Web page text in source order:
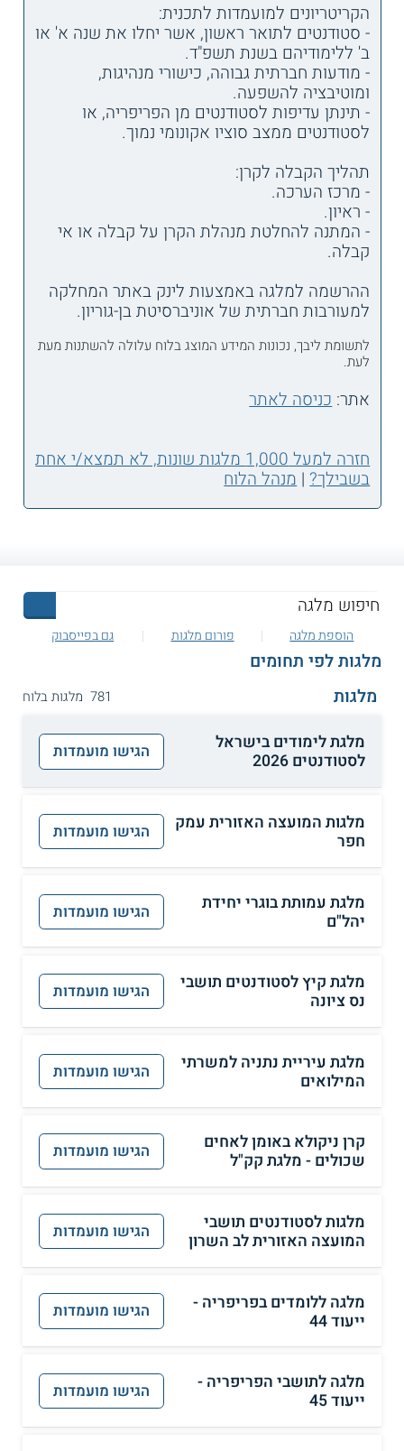
הקריטריונים למועמדות לתכנית:
- סטודנטים לתואר ראשון, אשר יחלו את שנה א' או
ב' ללימודיהם בשנת תשפ"ד.
- מודעות חברתית גבוהה, כישורי מנהיגות,
ומוטיבציה להשפעה.
- תינתן עדיפות לסטודנטים מן הפריפריה, או
לסטודנטים ממצב סוציו אקונומי נמוך.
תהליך הקבלה לקרן:
- מרכז הערכה.
- ראיון.
- המתנה להחלטת מנהלת הקרן על קבלה או אי
קבלה.
ההרשמה למלגה באמצעות לינק באתר המחלקה
למעורבות חברתית של אוניברסיטת בן-גוריון.
לתשומת ליבך, נכונות המידע המוצג בלוח עלולה להשתנות מעת
לעת.
אתר:כניסה לאתר
חזרה למעל 1,000 מלגות שונות, לא תמצא/י אחת
בשבילך?|מנהל הלוח
הוספת מלגה פורום מלגות גם בפייסבוק
מלגות לפי תחומים
מלגות
781 מלגות בלוח
מלגת לימודים בישראל
לסטודנטים 2026
הגישו מועמדות
מלגות המועצה האזורית עמק
חפר
הגישו מועמדות
מלגת עמותת בוגרי יחידת
יהל"ם
הגישו מועמדות
מלגת קיץ לסטודנטים תושבי
נס ציונה
הגישו מועמדות
מלגת עיריית נתניה למשרתי
המילואים
הגישו מועמדות
קרן ניקולא באומן לאחים
שכולים - מלגת קק"ל
הגישו מועמדות
מלגות לסטודנטים תושבי
המועצה האזורית לב השרון
הגישו מועמדות
מלגה ללומדים בפריפריה -
ייעוד 44
הגישו מועמדות
מלגה לתושבי הפריפריה -
ייעוד 45
הגישו מועמדות